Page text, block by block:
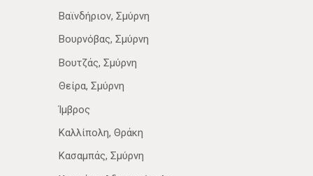
Βαϊνδήριον, Σμύρνη
Βουρνόβας, Σμύρνη
Βουτζάς, Σμύρνη
Θείρα, Σμύρνη
Ίμβρος
Καλλίπολη, Θράκη
Κασαμπάς, Σμύρνη